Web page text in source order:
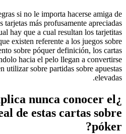
si no le importa hacerse amiga de
tarjetas más profusamente apreciadas
hay que a cual resultan los tarjetitas
existen referente a los juegos sobre
sobre póquer definición, los cartas
hacia el pelo llegan a convertirse
utilizar sobre partidas sobre apuestas
elevadas.
nunca conocer el
de estas cartas sobre
póker?